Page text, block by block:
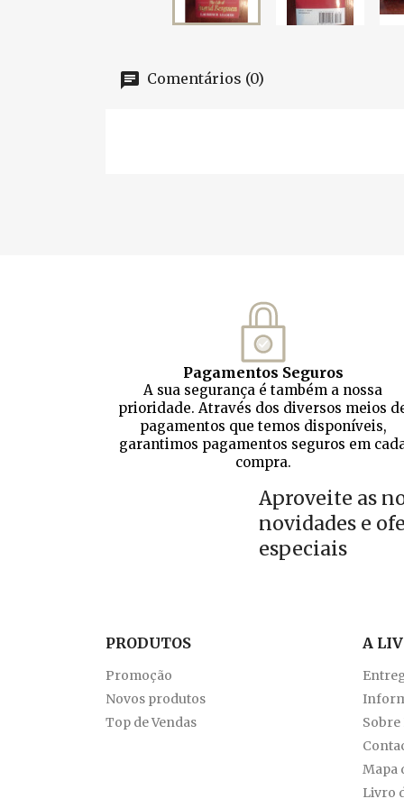
Comentários (0)
Pagamentos Seguros
A sua segurança é também a nossa
prioridade. Através dos diversos meios
pagamentos que temos disponíveis,
garantimos pagamentos seguros em
compra.
Aproveite as
novidades e
especiais
PRODUTOS
Promoção
Novos produtos
Top de Vendas
A
Sobre
Mapa
Livro